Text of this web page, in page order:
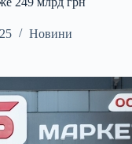
Новини